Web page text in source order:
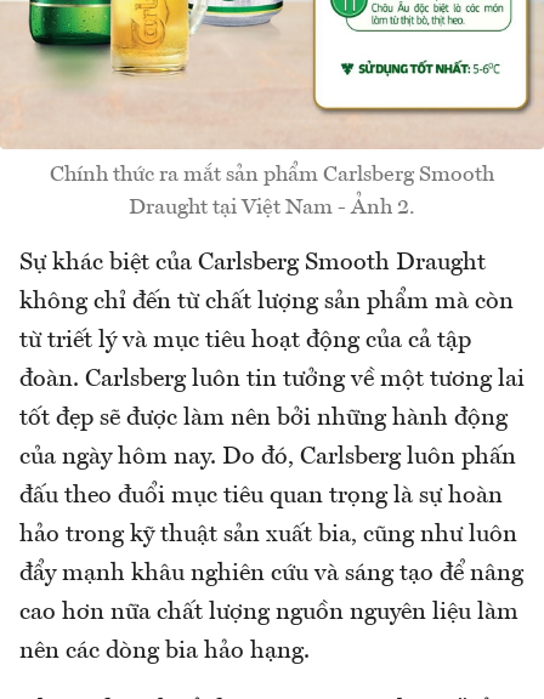
Chính thức ra mắt sản phẩm Carlsberg Smooth
Draught tại Việt Nam - Ảnh 2.
Sự khác biệt của Carlsberg Smooth Draught
không chỉ đến từ chất lượng sản phẩm mà còn
từ triết lý và mục tiêu hoạt động của cả tập
đoàn. Carlsberg luôn tin tưởng về một tương lai
tốt đẹp sẽ được làm nên bởi những hành động
của ngày hôm nay. Do đó, Carlsberg luôn phấn
đấu theo đuổi mục tiêu quan trọng là sự hoàn
hảo trong kỹ thuật sản xuất bia, cũng như luôn
đẩy mạnh khâu nghiên cứu và sáng tạo để nâng
cao hơn nữa chất lượng nguồn nguyên liệu làm
nên các dòng bia hảo hạng.